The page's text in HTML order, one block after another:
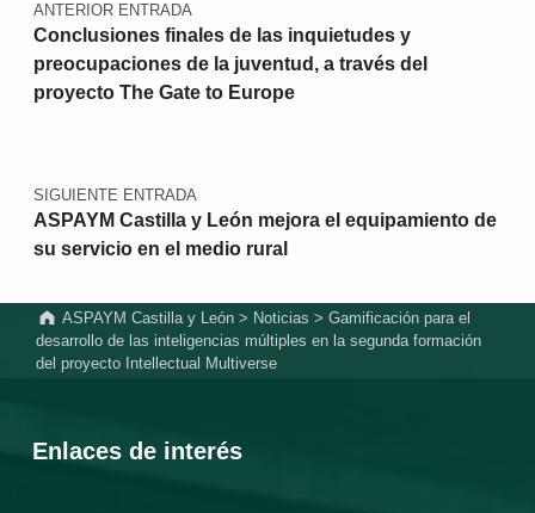
ANTERIOR ENTRADA
Conclusiones finales de las inquietudes y
preocupaciones de la juventud, a través del
proyecto The Gate to Europe
SIGUIENTE ENTRADA
ASPAYM Castilla y León mejora el equipamiento de
su servicio en el medio rural
ASPAYM Castilla y León > Noticias >Gamificación para el
desarrollo de las inteligencias múltiples en la segunda formación
del proyecto Intellectual Multiverse
Enlaces de interés